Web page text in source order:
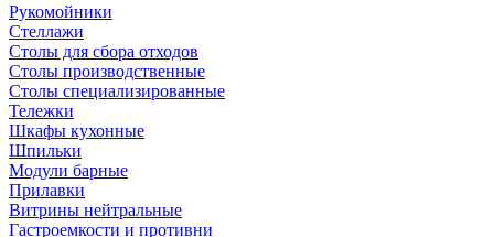
Рукомойники
Стеллажи
Столы для сбора отходов
Столы производственные
Столы специализированные
Тележки
Шкафы кухонные
Шпильки
Модули барные
Прилавки
Витрины нейтральные
Гастроемкости и противни